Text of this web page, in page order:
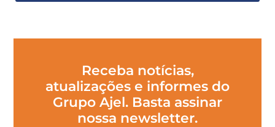
Receba notícias,
atualizações e informes do
Grupo Ajel. Basta assinar
nossa newsletter.